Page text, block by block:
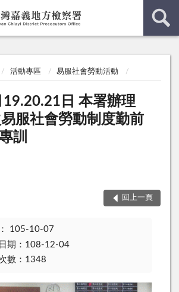
活動專區 易服社會勞動活動
日 本署辦理
服社會勞動制度勤前
訓
回上一頁
105-10-07
期：108-12-04
數：1348